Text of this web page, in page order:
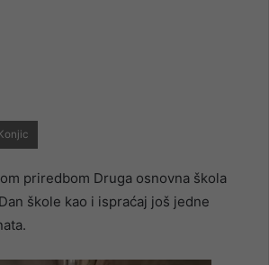
priredbom Druga osnovna škola
škole kao i ispraćaj još jedne